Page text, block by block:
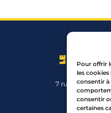
Pour offrir
les
consentir à
consentir
certaines
7 rue Mourguet
04 72 05